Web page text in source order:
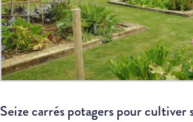
Seize carrés potagers pour cultiver